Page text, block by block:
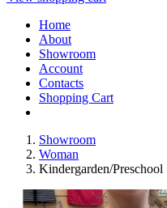
Home
About
Showroom
Account
Contacts
Shopping Cart
Showroom
Woman
Kindergarden/Preschool